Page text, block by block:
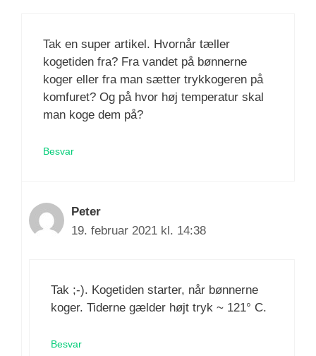
Tak en super artikel. Hvornår tæller
kogetiden fra? Fra vandet på bønnerne
koger eller fra man sætter trykkogeren på
komfuret? Og på hvor høj temperatur skal
man koge dem på?
Besvar
Peter
19. februar 2021 kl. 14:38
Tak ;-). Kogetiden starter, når bønnerne
koger. Tiderne gælder højt tryk ~ 121° C.
Besvar